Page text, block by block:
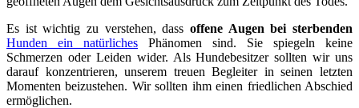
Es ist wichtig zu verstehen, dass offene Augen bei sterbenden
Hunden ein natürliches Phänomen sind. Sie spiegeln keine
Schmerzen oder Leiden wider. Als Hundebesitzer sollten wir uns
darauf konzentrieren, unserem treuen Begleiter in seinen letzten
Momenten beizustehen. Wir sollten ihm einen friedlichen Abschied
ermöglichen.